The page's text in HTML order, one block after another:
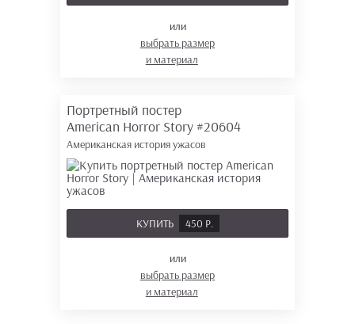
или
выбрать размер
и материал
Портретный постер
American Horror Story #20604
Американская история ужасов
КУПИТЬ 450 Р.
или
выбрать размер
и материал